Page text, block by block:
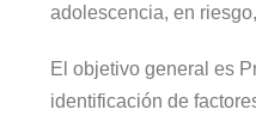
adolescencia, en
El objetivo general es
identificación de